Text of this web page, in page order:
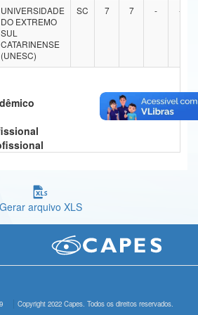
Inovações e Comunicações
UNIVERSIDADE
DO EXTREMO
SUL
CATARINENSE
(UNESC)
SC 7 7 - -
Gerar arquivo XLS
Copyright 2022 Capes. Todos os direitos reservados.